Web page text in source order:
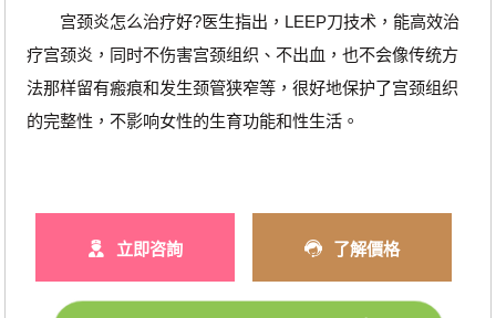
宫颈炎怎么治疗好?医生指出，LEEP刀技术，能高效治
疗宫颈炎，同时不伤害宫颈组织、不出血，也不会像传统方
法那样留有瘢痕和发生颈管狭窄等，很好地保护了宫颈组织
的完整性，不影响女性的生育功能和性生活。
立即咨詢 了解價格